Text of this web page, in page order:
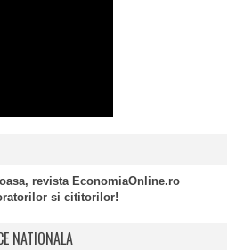
revista EconomiaOnline.ro
si cititorilor!
NATIONALA